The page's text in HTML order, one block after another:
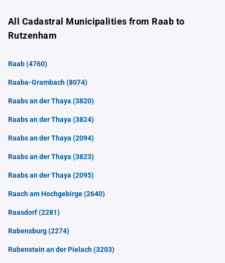
All Cadastral Municipalities from Raab to
Rutzenham
Raab(4760)
Raaba-Grambach(8074)
Raabs an der Thaya (3820)
Raabs an der Thaya (3824)
Raabs an der Thaya (2094)
Raabs an der Thaya (3823)
Raabs an der Thaya (2095)
Raach am Hochgebirge(2640)
Raasdorf(2281)
Rabensburg(2274)
Rabenstein an der Pielach(3203)